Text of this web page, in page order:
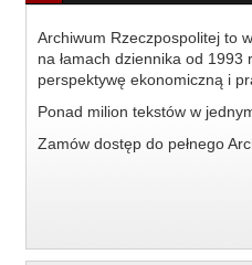
Archiwum Rzeczpospolitej to
na łamach dziennika od
perspektywę ekonomiczną i
Ponad milion tekstów w
Zamów dostęp do pełnego